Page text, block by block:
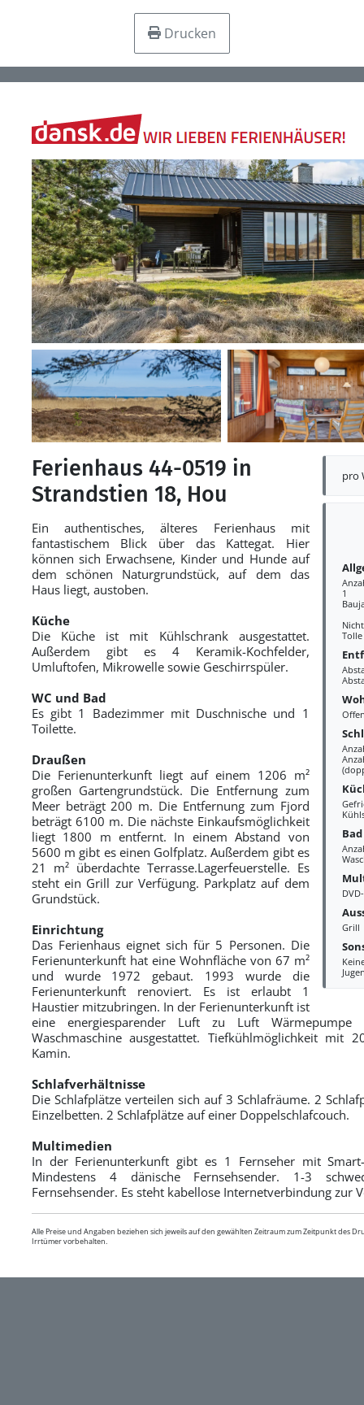
Drucken
pro
1
Bad
Grill
Ferienhaus 44-0519 in
Strandstien 18, Hou
Ein authentisches, älteres Ferienhaus mit
fantastischem Blick über das Kattegat. Hier
können sich Erwachsene, Kinder und Hunde auf
dem schönen Naturgrundstück, auf dem das
Haus liegt, austoben.
Küche
Die Küche ist mit Kühlschrank ausgestattet.
Außerdem gibt es 4 Keramik-Kochfelder,
Umluftofen, Mikrowelle sowie Geschirrspüler.
WC und Bad
Es gibt 1 Badezimmer mit Duschnische und 1
Toilette.
Draußen
Die Ferienunterkunft liegt auf einem 1206 m²
großen Gartengrundstück. Die Entfernung zum
Meer beträgt 200 m. Die Entfernung zum Fjord
beträgt 6100 m. Die nächste Einkaufsmöglichkeit
liegt 1800 m entfernt. In einem Abstand von
5600 m gibt es einen Golfplatz. Außerdem gibt es
21 m² überdachte Terrasse.Lagerfeuerstelle. Es
steht ein Grill zur Verfügung. Parkplatz auf dem
Grundstück.
Einrichtung
Das Ferienhaus eignet sich für 5 Personen. Die
Ferienunterkunft hat eine Wohnfläche von 67 m²
und wurde 1972 gebaut. 1993 wurde die
Ferienunterkunft renoviert. Es ist erlaubt 1
Haustier mitzubringen. In der Ferienunterkunft ist
eine energiesparender Luft zu Luft
Waschmaschine ausgestattet. Tiefkühlmöglichkeit mit
Kamin.
Schlafverhältnisse
Die Schlafplätze verteilen sich auf 3 Schlafräume. 2
Einzelbetten. 2 Schlafplätze auf einer Doppelschlafcouch.
Multimedien
In der Ferienunterkunft gibt es 1 Fernseher mit
Mindestens 4 dänische Fernsehsender. 1-3
Fernsehsender. Es steht kabellose Internetverbindung zur
Alle Preise und Angaben beziehen sich jeweils auf den gewählten Zeitraum zum Zeitpunkt des
Irrtümer vorbehalten.